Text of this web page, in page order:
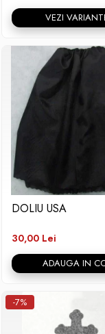
VEZI
DOLIU USA
30,00 Lei
ADAUGA IN
-7%